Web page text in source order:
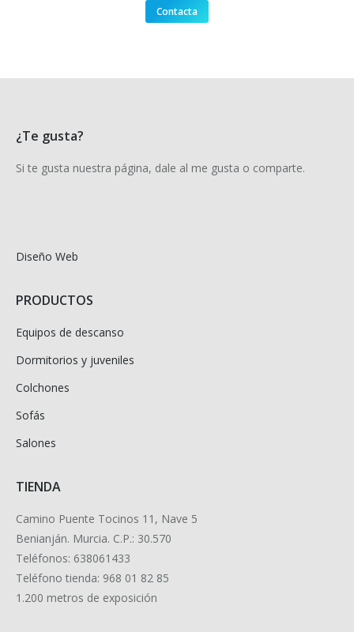
Contacta
¿Te gusta?
Si te gusta nuestra página, dale al me gusta o comparte.
Diseño Web
PRODUCTOS
Equipos de descanso
Dormitorios y juveniles
Colchones
Sofás
Salones
TIENDA
Camino Puente Tocinos 11, Nave 5
Benianján. Murcia. C.P.: 30.570
Teléfonos: 638061433
Teléfono tienda: 968 01 82 85
1.200 metros de exposición